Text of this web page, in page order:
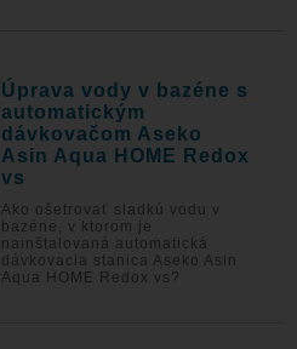
Úprava vody v bazéne s
automatickým
dávkovačom Aseko
Asin Aqua HOME Redox
vs
Ako ošetrovať sladkú vodu v
bazéne, v ktorom je
nainštalovaná automatická
dávkovacia stanica Aseko Asin
Aqua HOME Redox vs?